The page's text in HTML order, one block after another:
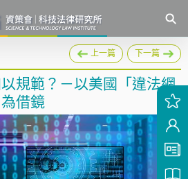
上一篇 下一篇
規範？－以美國「違法網
借鏡